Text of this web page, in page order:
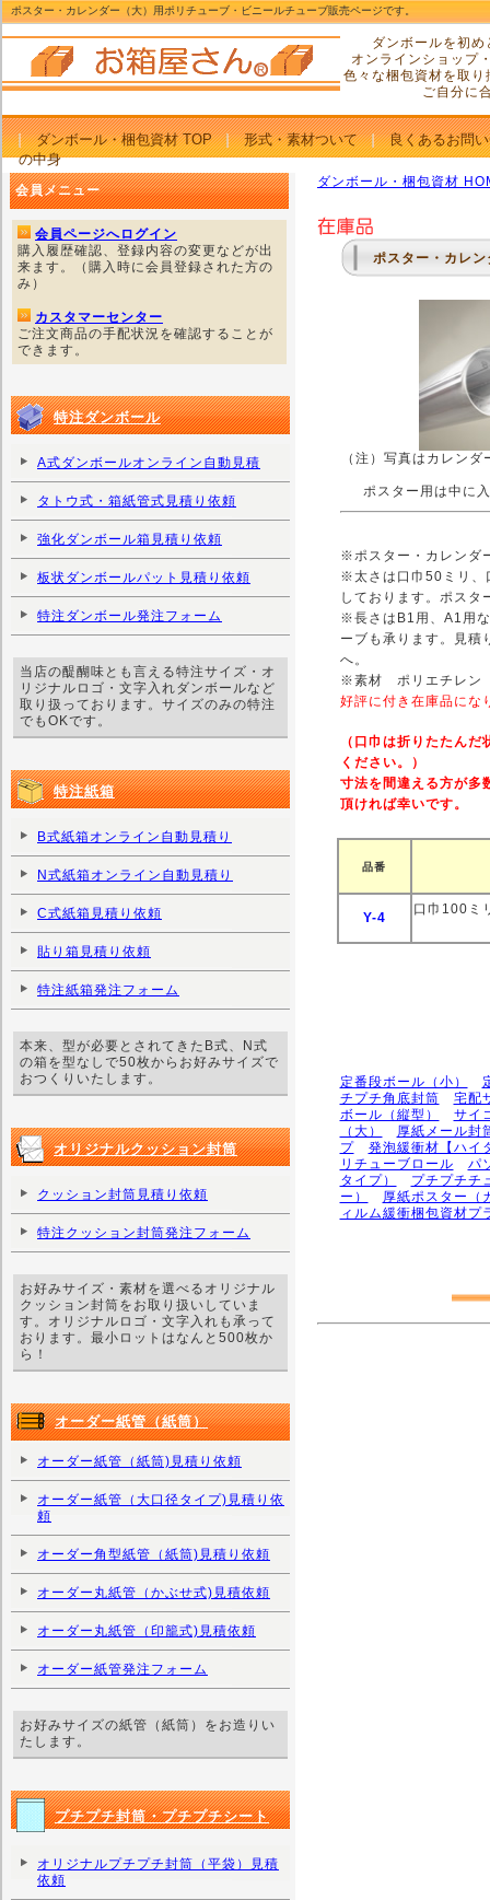
ポスター・カレンダー（大）用ポリチューブ・ビニールチューブ販売ページです。
ダンボールを初
オンラインショップ
色々な梱包資材を取
ご自分に
ダンボール・梱包資材 TOP 形式・素材ついて
良くあるお問
の中身
ダンボール・梱包資材
ポスター・カレ
（注）写真はカレン
ポスター用は中に
※ポスター・カレンダ
※太さは口巾50ミリ、
しております。ポスタ
※長さはB1用、A1用
ーブも承ります。見積
へ。
※素材 ポリエチレン
好評に付き在庫品にな
（口巾は折りたたん
ください。）
寸法を間違える方が多
頂ければ幸いです。
品番
Y-4
口巾100ミ
定番段ボール（小）
チプチ角底封筒
宅配
ボール（縦型）
サイ
（大）
厚紙メール封
プ
発泡緩衝材【ハイ
リチューブロール
パ
タイプ）
プチプチチ
ー）
厚紙ポスター（
ィルム緩衝梱包資材プ
会員メニュー
会員ページへログイン
購入履歴確認、登録内容の変更などが出
来ます。（購入時に会員登録された方の
み）
カスタマーセンター
ご注文商品の手配状況を確認することが
できます。
特注ダンボール
A式ダンボールオンライン自動見積
タトウ式・箱紙管式見積り依頼
強化ダンボール箱見積り依頼
板状ダンボールパット見積り依頼
特注ダンボール発注フォーム
当店の醍醐味とも言える特注サイズ・オ
リジナルロゴ・文字入れダンボールなど
取り扱っております。サイズのみの特注
でもOKです。
特注紙箱
B式紙箱オンライン自動見積り
N式紙箱オンライン自動見積り
C式紙箱見積り依頼
貼り箱見積り依頼
特注紙箱発注フォーム
本来、型が必要とされてきたB式、N式
の箱を型なしで50枚からお好みサイズで
おつくりいたします。
オリジナルクッション封筒
クッション封筒見積り依頼
特注クッション封筒発注フォーム
お好みサイズ・素材を選べるオリジナル
クッション封筒をお取り扱いしていま
す。オリジナルロゴ・文字入れも承って
おります。最小ロットはなんと500枚か
ら！
オーダー紙管（紙筒）
オーダー紙管（紙筒)見積り依頼
オーダー紙管（大口径タイプ)見積り依
頼
オーダー角型紙管（紙筒)見積り依頼
オーダー丸紙管（かぶせ式)見積依頼
オーダー丸紙管（印籠式)見積依頼
オーダー紙管発注フォーム
お好みサイズの紙管（紙筒）をお造りい
たします。
プチプチ封筒・プチプチシート
オリジナルプチプチ封筒（平袋）見積
依頼